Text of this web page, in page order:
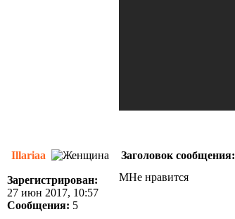
Illariaa Заголовок сообщения:
Зарегистрирован:
27 июн 2017, 10:57
Сообщения: 5
МНе нравится